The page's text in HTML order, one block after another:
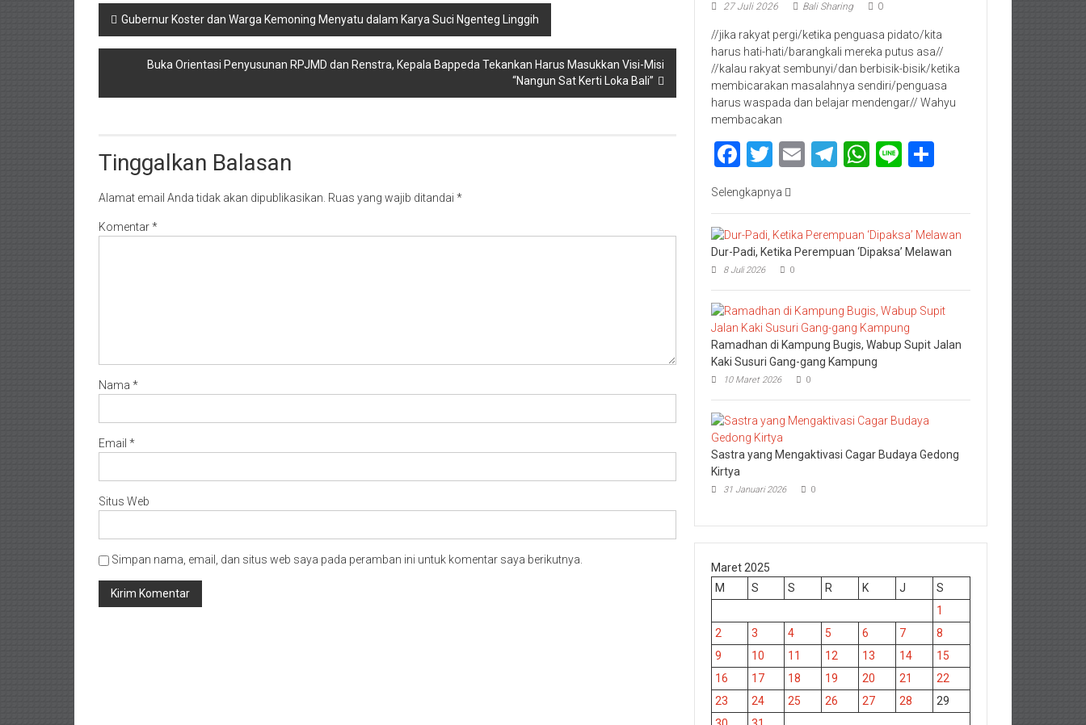
Navigasi
pos
Gubernur Koster dan Warga Kemoning Menyatu dalam Karya Suci Ngenteg Linggih
Buka Orientasi Penyusunan RPJMD dan Renstra, Kepala Bappeda Tekankan Harus Masukkan Visi-Misi
“Nangun Sat Kerti Loka Bali”
Tinggalkan Balasan
Alamat email Anda tidak akan dipublikasikan. Ruas yang wajib ditandai *
Komentar*
Nama *
Email *
Situs Web
Simpan nama, email, dan situs web saya pada peramban ini untuk komentar saya berikutnya.
27 Juli 2026 Bali Sharing 0
//jika rakyat pergi/ketika penguasa pidato/kita
harus hati-hati/barangkali mereka putus asa//
//kalau rakyat sembunyi/dan berbisik-bisik/ketika
membicarakan masalahnya sendiri/penguasa
harus waspada dan belajar mendengar// Wahyu
membacakan
Facebook
Twitter
EmailTelegram
WhatsApp
Line
Selengkapnya
Dur-Padi, Ketika Perempuan ‘Dipaksa’ Melawan
8 Juli 2026 0
Ramadhan di Kampung Bugis, Wabup Supit Jalan
Kaki Susuri Gang-gang Kampung
10 Maret 2026 0
Sastra yang Mengaktivasi Cagar Budaya Gedong
Kirtya
31 Januari 2026 0
Maret 2025
M
S S R K J
S
1
2
3 4 5 6 7
8
9
10 11 12 13 14
15
16
17 18 19 20 21
22
23
24 25 26 27 28
29